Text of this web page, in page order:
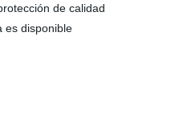
de calidad
es disponible